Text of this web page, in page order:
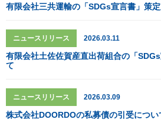
有限会社三共運輸の「SDGs宣言書」策
ニュースリリース 2026.03.11
有限会社土佐佐賀産直出荷組合の「
て
ニュースリリース 2026.03.09
株式会社DOORDOの私募債の引受につい